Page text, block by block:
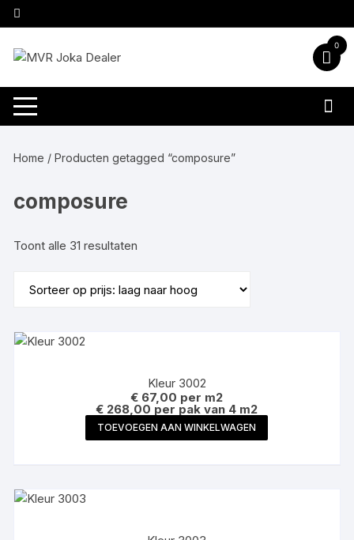
naar
inhoud
0
Home / Producten getagged “composure”
composure
Toont alle 31 resultaten
laag
Kleur 3002
€ 67,00 per m2
€ 268,00 per pak van 4 m2
TOEVOEGEN AAN WINKELWAGEN